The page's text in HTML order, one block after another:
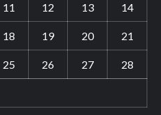
11 12 13 14
18 19 20 21
25 26 27 28